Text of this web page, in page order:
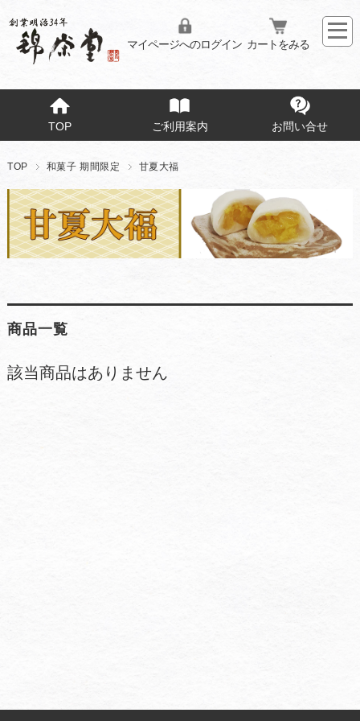
マイページへのログイン カートをみる
TOP ご利用案内 お問い合せ
TOP 和菓子 期間限定 甘夏大福
商品一覧
該当商品はありません